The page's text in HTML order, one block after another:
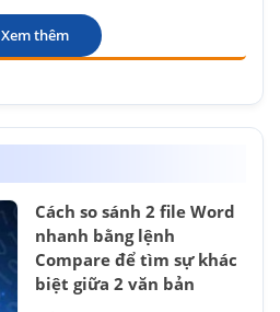
Xem thêm
Cách so sánh 2 file Word
nhanh bằng lệnh
Compare để tìm sự khác
biệt giữa 2 văn bản